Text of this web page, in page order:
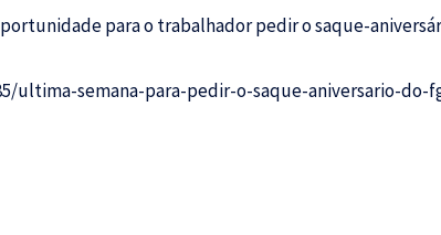
para o trabalhador pedir o saque-
ultima-semana-para-pedir-o-saque-aniversario-do-